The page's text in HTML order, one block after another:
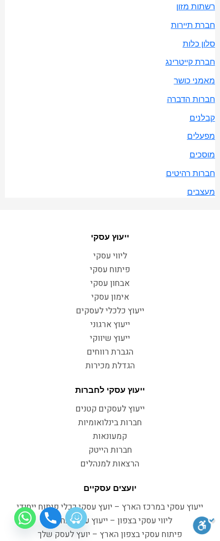
רשתות מזון
חברת תיירות
סלון כלות
חברת קייטרינג
מאמני כושר
חברות הדברה
קבלנים
מפעלים
מוסכים
חברות רהיטים
מעצבים
ייעוץ עסקי
ליווי עסקי
פיתוח עסקי
אבחון עסקי
אימון עסקי
ייעוץ כלכלי לעסקים
ייעוץ ארגוני
ייעוץ שיווקי
הגברת רווחים
הגדלת מכירות
ייעוץ עסקי לחברות
ייעוץ לעסקים קטנים
חברות בינלואומיות
קמעונאות
חברות הייטק
הרצאות למנהלים
יועצים עסקיים
ייעוץ עסקי במרכז הארץ – יועץ עסקי ככלי פיתוח ייחודי
ליווי עסקי בצפון – ייעוץ עסקי בחיפה
פיתוח עסקי בצפון הארץ – יועץ לעסק שלך